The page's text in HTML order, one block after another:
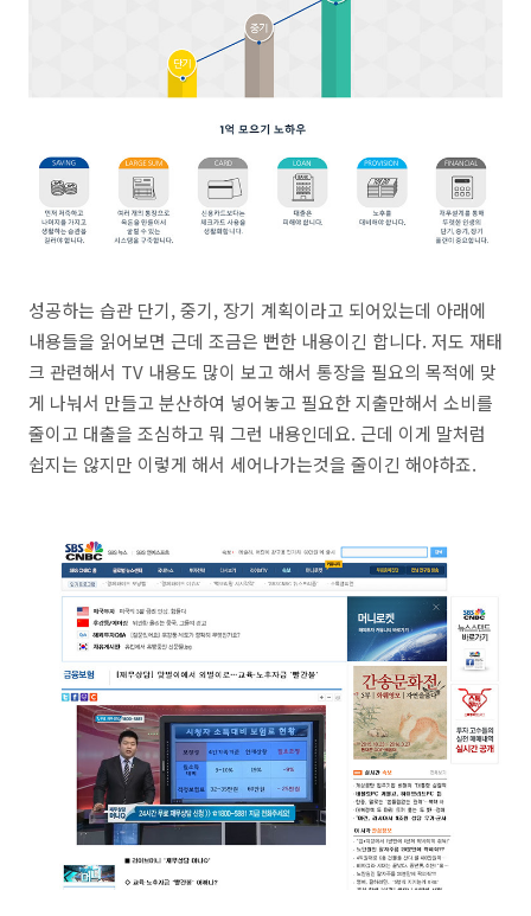
성공하는 습관 단기, 중기, 장기 계획이라고 되어있는데 아래에
내용들을 읽어보면 근데 조금은 뻔한 내용이긴 합니다. 저도 재태
크 관련해서 TV 내용도 많이 보고 해서 통장을 필요의 목적에 맞
게 나눠서 만들고 분산하여 넣어놓고 필요한 지출만해서 소비를
줄이고 대출을 조심하고 뭐 그런 내용인데요. 근데 이게 말처럼
쉽지는 않지만 이렇게 해서 세어나가는것을 줄이긴 해야하죠.